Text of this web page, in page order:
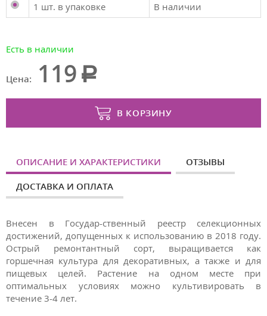
1 шт. в упаковке
В наличии
Есть в наличии
Цена: 119
В КОРЗИНУ
ОПИСАНИЕ И ХАРАКТЕРИСТИКИ ОТЗЫВЫ
ДОСТАВКА И ОПЛАТА
Внесен в Государ-ственный реестр селекционных
достижений, допущенных к использованию в 2018 году.
Острый ремонтантный сорт, выращивается как
горшечная культура для декоративных, а также и для
пищевых целей. Растение на одном месте при
оптимальных условиях можно культивировать в
течение 3-4 лет.